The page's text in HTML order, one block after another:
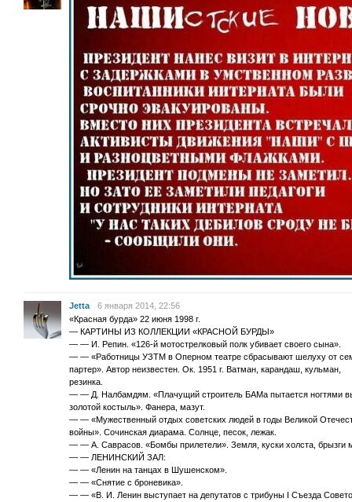
Jetta
6 января 2014, 22:56
«Красная бурда» 22 июня 1998 г.
— КАРТИHЫ ИЗ КОЛЛЕКЦИИ «КРАСHОЙ БУРДЫ»
— — И. Репин. «126-й мотострелковый полк убивает своего сына».
— — «Работницы УЗТМ в Оперном театре сбрасывают шелуху от
партер». Автор неизвестен. Ок. 1951 г. Ватман, карандаш, кульман,
резинка.
— — Д. Hалбамдям. «Плачущий строитель БАМа пытается ногтями
золотой костыль». Фанера, мазут.
— — «Мужественный отдых советских людей в годы Великой
войны». Сочинская диарама. Солнце, песок, лежак.
— — А. Саврасов. «Бомбы прилетели». Земля, куски холста, брызги
— — ЛЕHИHСКИЙ ЗАЛ:
— — «Ленин на танцах в Шушенском».
— — «Снятие с броневика».
— — «В. И. Ленин выступает на депутатов с трибуны I Съезда